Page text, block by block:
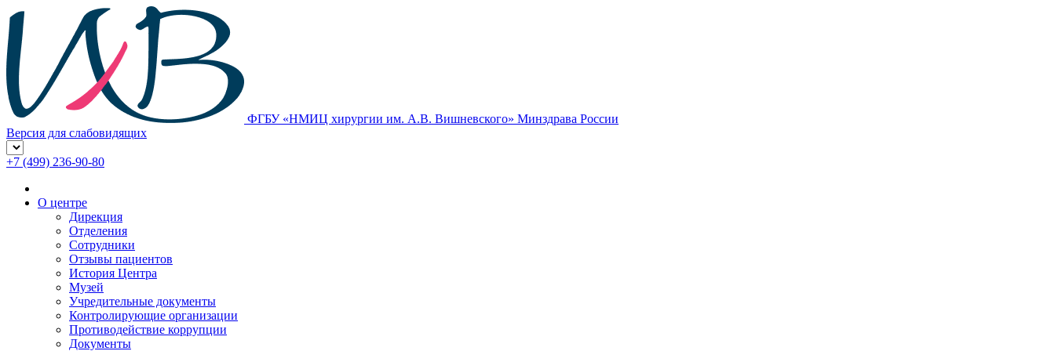
ФГБУ «НМИЦ хирургии им. А.В. Вишневского» Минздрава России
Версия для слабовидящих
+7 (499) 236-90-80
О центре
Дирекция
Отделения
Сотрудники
Отзывы пациентов
История Центра
Музей
Учредительные документы
Контролирующие организации
Противодействие коррупции
Документы